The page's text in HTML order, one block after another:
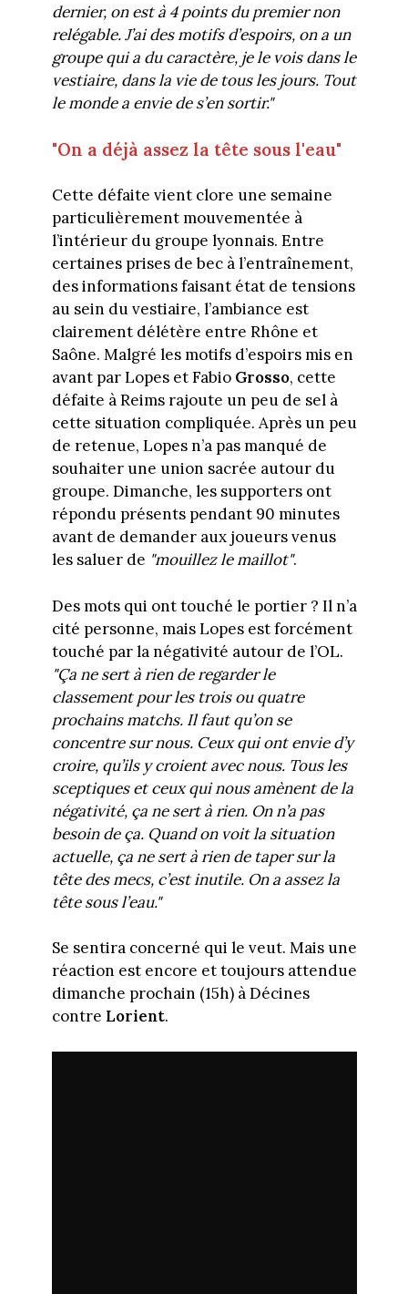
dernier, on est à 4 points du premier non
relégable. J’ai des motifs d’espoirs, on a un
groupe qui a du caractère, je le vois dans le
vestiaire, dans la vie de tous les jours. Tout
le monde a envie de s’en sortir."
"On a déjà assez la tête sous l'eau"
Cette défaite vient clore une semaine
particulièrement mouvementée à
l’intérieur du groupe lyonnais. Entre
certaines prises de bec à l’entraînement,
des informations faisant état de tensions
au sein du vestiaire, l’ambiance est
clairement délétère entre Rhône et
Saône. Malgré les motifs d’espoirs mis en
avant par Lopes et Fabio Grosso, cette
défaite à Reims rajoute un peu de sel à
cette situation compliquée. Après un peu
de retenue, Lopes n’a pas manqué de
souhaiter une union sacrée autour du
groupe. Dimanche, les supporters ont
répondu présents pendant 90 minutes
avant de demander aux joueurs venus
les saluer de "mouillez le maillot".
Des mots qui ont touché le portier ? Il n’a
cité personne, mais Lopes est forcément
touché par la négativité autour de l’OL.
"Ça ne sert à rien de regarder le
classement pour les trois ou quatre
prochains matchs. Il faut qu’on se
concentre sur nous. Ceux qui ont envie d’y
croire, qu’ils y croient avec nous. Tous les
sceptiques et ceux qui nous amènent de la
négativité, ça ne sert à rien. On n’a pas
besoin de ça. Quand on voit la situation
actuelle, ça ne sert à rien de taper sur la
tête des mecs, c’est inutile. On a assez la
tête sous l’eau."
Se sentira concerné qui le veut. Mais une
réaction est encore et toujours attendue
dimanche prochain (15h) à Décines
contre Lorient.